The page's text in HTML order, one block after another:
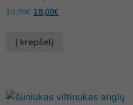
19,99€ 18,00€
Į krepšelį